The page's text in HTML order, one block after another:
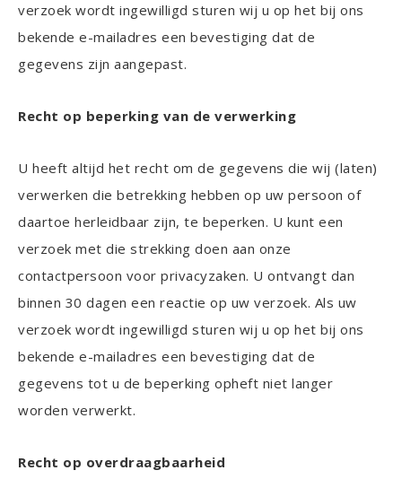
verzoek wordt ingewilligd sturen wij u op het bij ons
bekende e-mailadres een bevestiging dat de
gegevens zijn aangepast.
Recht op beperking van de verwerking
U heeft altijd het recht om de gegevens die wij (laten)
verwerken die betrekking hebben op uw persoon of
daartoe herleidbaar zijn, te beperken. U kunt een
verzoek met die strekking doen aan onze
contactpersoon voor privacyzaken. U ontvangt dan
binnen 30 dagen een reactie op uw verzoek. Als uw
verzoek wordt ingewilligd sturen wij u op het bij ons
bekende e-mailadres een bevestiging dat de
gegevens tot u de beperking opheft niet langer
worden verwerkt.
Recht op overdraagbaarheid